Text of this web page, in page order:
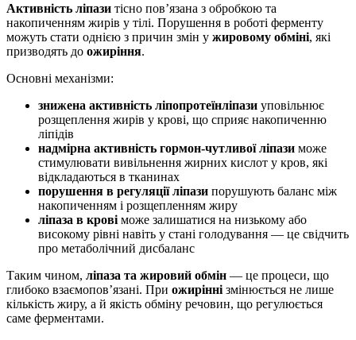
Активність ліпази тісно пов’язана з обробкою та
накопиченням жирів у тілі. Порушення в роботі ферменту
можуть стати однією з причин змін у жировому обміні, які
призводять до ожиріння.
Основні механізми:
знижена активність ліпопротеїнліпази уповільнює
розщеплення жирів у крові, що сприяє накопиченню
ліпідів
надмірна активність гормон-чутливої ліпази може
стимулювати вивільнення жирних кислот у кров, які
відкладаються в тканинах
порушення в регуляції ліпази порушують баланс між
накопиченням і розщепленням жиру
ліпаза в крові може залишатися на низькому або
високому рівні навіть у стані голодування — це свідчить
про метаболічний дисбаланс
Таким чином, ліпаза та жировий обмін — це процеси, що
глибоко взаємопов’язані. При ожирінні змінюється не лише
кількість жиру, а й якість обміну речовин, що регулюється
саме ферментами.